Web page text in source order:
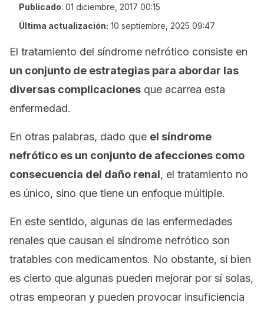
Publicado: 01 diciembre, 2017 00:15
Última actualización: 10 septiembre, 2025 09:47
El tratamiento del síndrome nefrótico consiste en
un conjunto de estrategias para abordar las
diversas complicaciones que acarrea esta
enfermedad.
En otras palabras, dado que el síndrome
nefrótico es un conjunto de afecciones como
consecuencia del daño renal, el tratamiento no
es único, sino que tiene un enfoque múltiple.
En este sentido, algunas de las enfermedades
renales que causan el síndrome nefrótico son
tratables con medicamentos. No obstante, si bien
es cierto que algunas pueden mejorar por sí solas,
otras empeoran y pueden provocar insuficiencia